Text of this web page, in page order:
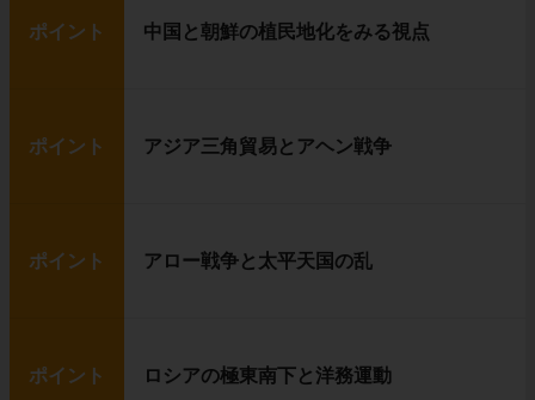
ポイント 中国と朝鮮の植民地化をみる視点
ポイント アジア三角貿易とアヘン戦争
ポイント アロー戦争と太平天国の乱
ポイント ロシアの極東南下と洋務運動